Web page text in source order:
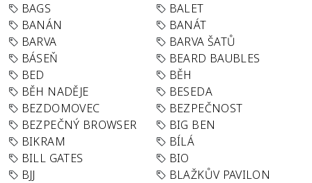
BAGS
BALET
BANÁN
BANÁT
BARVA
BARVA ŠATŮ
BÁSEŇ
BEARD BAUBLES
BED
BĚH
BĚH NADĚJE
BESEDA
BEZDOMOVEC
BEZPEČNOST
BEZPEČNÝ BROWSER
BIG BEN
BIKRAM
BÍLÁ
BILL GATES
BIO
BJJ
BLAŽKŮV PAVILON